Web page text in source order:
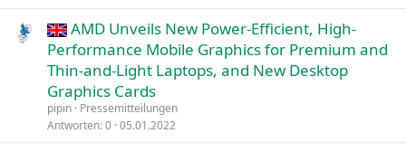
AMD Unveils New Power-Efficient, High-
Performance Mobile Graphics for Premium and
Thin-and-Light Laptops, and New Desktop
Graphics Cards
pipin Pressemitteilungen
Antworten 0 05.01.2022